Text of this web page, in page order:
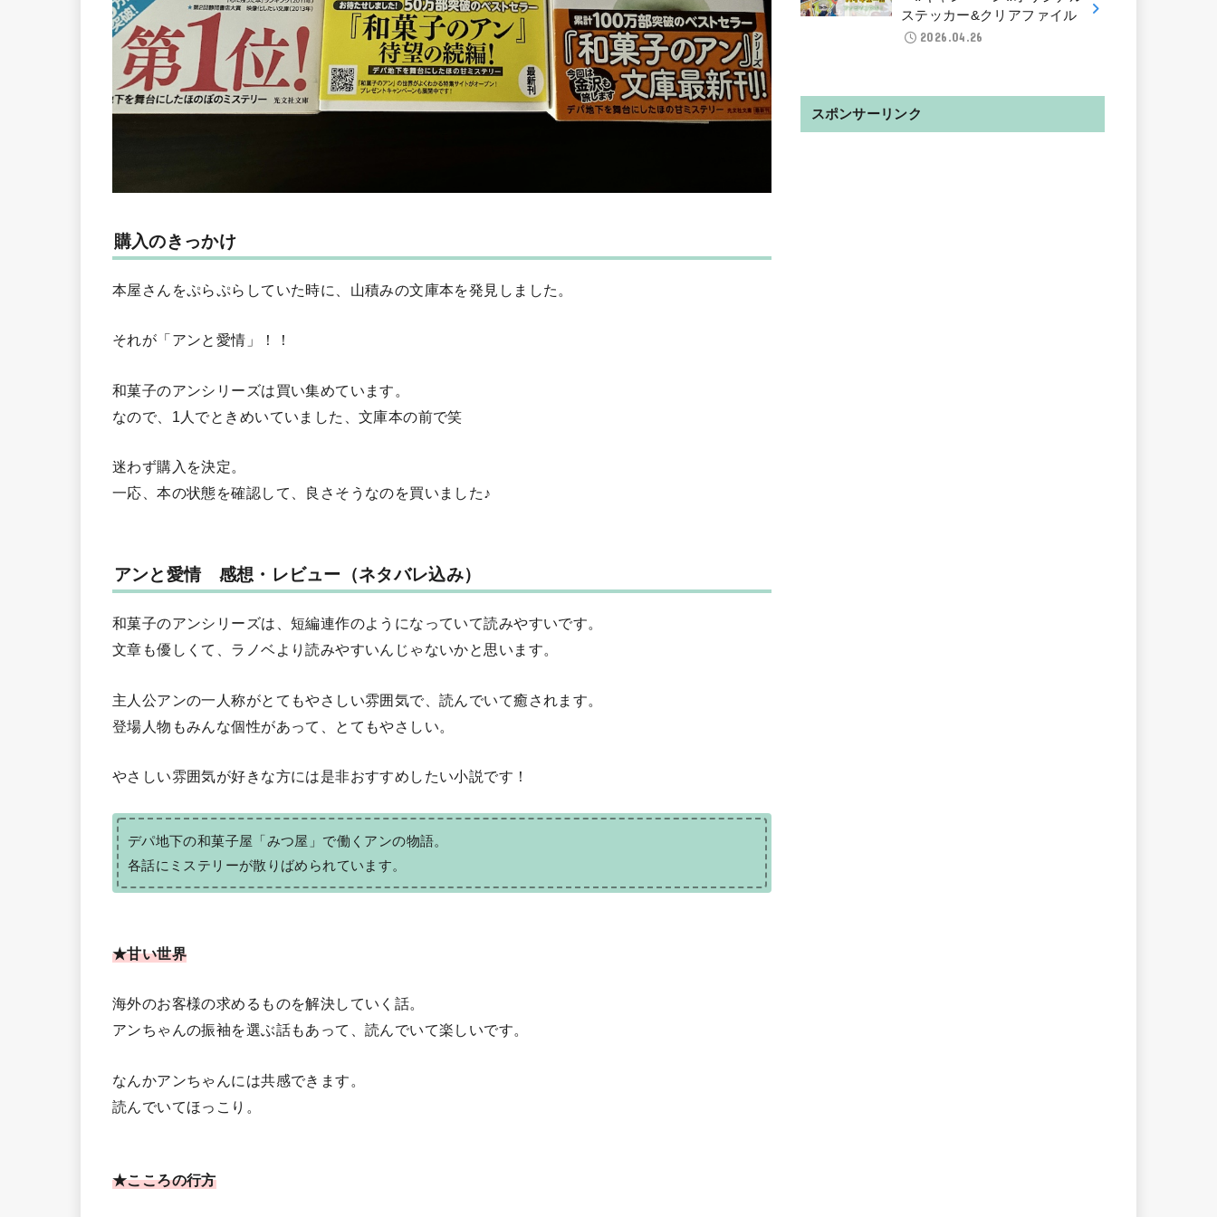
購入のきっかけ
本屋さんをぷらぷらしていた時に、山積みの文庫本を発見しました。
それが「アンと愛情」！！
和菓子のアンシリーズは買い集めています。
なので、1人でときめいていました、文庫本の前で笑
迷わず購入を決定。
一応、本の状態を確認して、良さそうなのを買いました♪
アンと愛情 感想・レビュー（ネタバレ込み）
和菓子のアンシリーズは、短編連作のようになっていて読みやすいです。
文章も優しくて、ラノベより読みやすいんじゃないかと思います。
主人公アンの一人称がとてもやさしい雰囲気で、読んでいて癒されます。
登場人物もみんな個性があって、とてもやさしい。
やさしい雰囲気が好きな方には是非おすすめしたい小説です！
デパ地下の和菓子屋「みつ屋」で働くアンの物語。
各話にミステリーが散りばめられています。
★甘い世界
海外のお客様の求めるものを解決していく話。
アンちゃんの振袖を選ぶ話もあって、読んでいて楽しいです。
なんかアンちゃんには共感できます。
読んでいてほっこり。
★こころの行方
ステッカー&クリアファイル
2026.04.26
スポンサーリンク